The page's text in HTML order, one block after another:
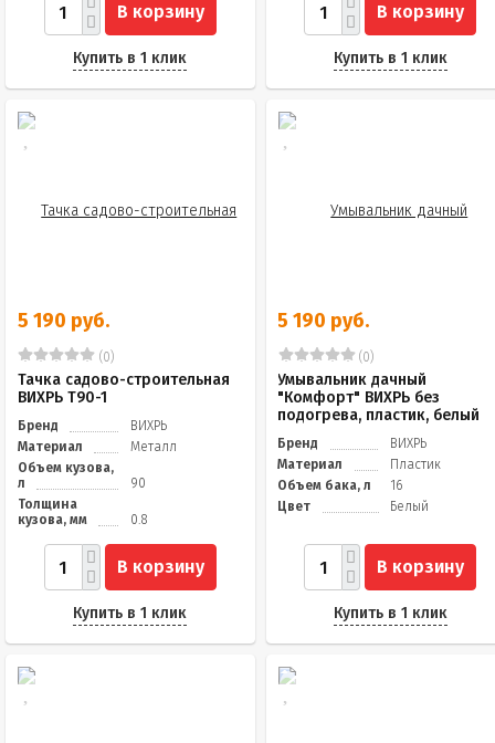
В корзину
Купить в 1 клик
В корзину
Купить в 1 клик
5 190 руб.
(0)
Тачка садово-строительная
ВИХРЬ Т90-1
Бренд
ВИХРЬ
Материал
Металл
Объем кузова,
л
90
Толщина
кузова, мм
0.8
В корзину
Купить в 1 клик
5 190 руб.
(0)
Умывальник дачный
"Комфорт" ВИХРЬ без
подогрева, пластик, белый
Бренд
ВИХРЬ
Материал
Пластик
Объем бака, л
16
Цвет
Белый
В корзину
Купить в 1 клик